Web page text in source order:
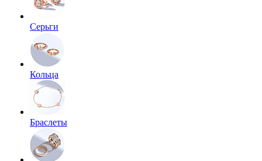
Серьги
Кольца
Браслеты